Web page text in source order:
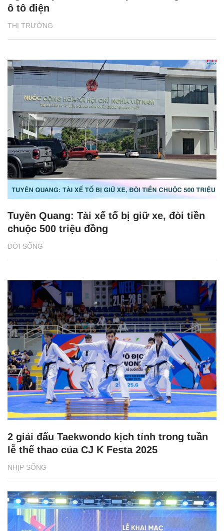
THỊ TRƯỜNG
ô tô điện
ĐỜI SỐNG
Tuyên Quang: Tài xế tố bị giữ xe, đòi tiền
chuộc 500 triệu đồng
NHỊP SỐNG
2 giải đấu Taekwondo kịch tính trong tuần
lễ thể thao của CJ K Festa 2025